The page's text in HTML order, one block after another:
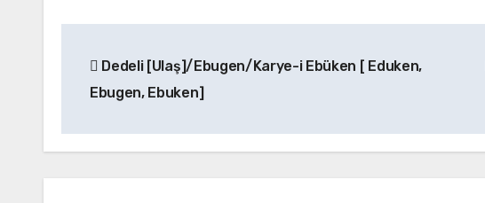
gezinmesi
Dedeli [Ulaş]/Ebugen/Karye-i Ebüken [ Eduken,
Ebugen, Ebuken]